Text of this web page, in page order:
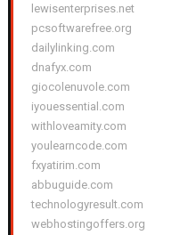
lewisenterprises.net
pcsoftwarefree.org
dailylinking.com
dnafyx.com
giocolenuvole.com
iyouessential.com
withloveamity.com
youlearncode.com
fxyatirim.com
abbuguide.com
technologyresult.com
webhostingoffers.org